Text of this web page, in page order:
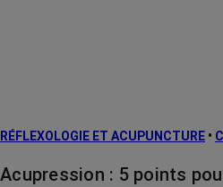
Traitements
RÉFLEXOLOGIE ET ACUPUNCTURE •
Acupression : 5 points